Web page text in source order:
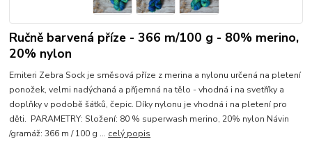
Ručně barvená příze - 366 m/100 g - 80% merino,
20% nylon
Emiteri Zebra Sock je směsová příze z merina a nylonu určená na pletení
ponožek, velmi nadýchaná a příjemná na tělo - vhodná i na svetříky a
doplňky v podobě šátků, čepic. Díky nylonu je vhodná i na pletení pro
děti. PARAMETRY: Složení: 80 % superwash merino, 20% nylon Návin
/gramáž: 366 m / 100 g ... celý popis